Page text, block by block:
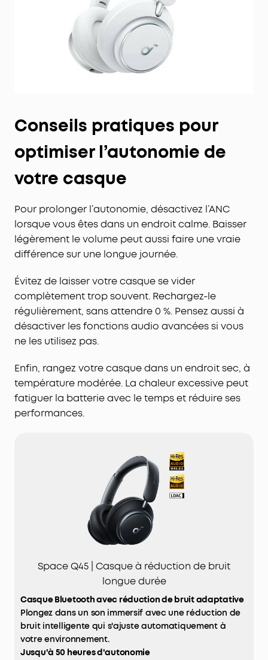
Conseils pratiques pour
optimiser l’autonomie de
votre casque
Pour prolonger l’autonomie, désactivez l’ANC
lorsque vous êtes dans un endroit calme. Baisser
légèrement le volume peut aussi faire une vraie
différence sur une longue journée.
Évitez de laisser votre casque se vider
complètement trop souvent. Rechargez-le
régulièrement, sans attendre 0 %. Pensez aussi à
désactiver les fonctions audio avancées si vous
ne les utilisez pas.
Enfin, rangez votre casque dans un endroit sec, à
température modérée. La chaleur excessive peut
fatiguer la batterie avec le temps et réduire ses
performances.
Space Q45 | Casque à réduction de bruit
longue durée
Casque Bluetooth avec réduction de bruit adaptative
Plongez dans un son immersif avec une réduction de
bruit intelligente qui s'ajuste automatiquement à
votre environnement.
Jusqu'à 50 heures d'autonomie